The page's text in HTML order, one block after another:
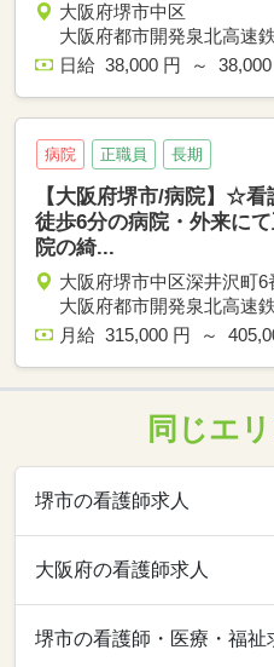
大阪府堺市中区
大阪府都市開発泉北高速
日給 38,000 円 ～ 38,000
病院 正職員 長期
【大阪府堺市/病院】☆
徒歩6分の病院・外来に
院の綺...
大阪府堺市中区深井沢町6
大阪府都市開発泉北高速
月給 315,000 円 ～
同じエ
堺市の看護師求人
大阪府の看護師求人
堺市の看護師・医療・福祉